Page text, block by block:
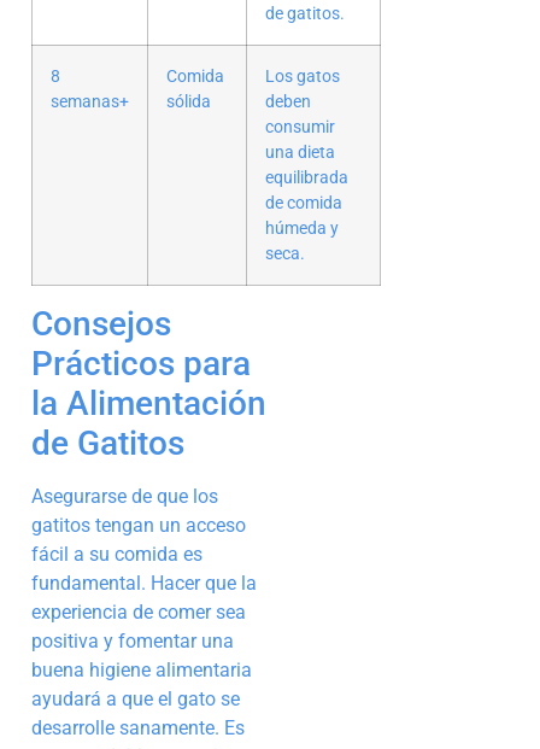
de gatitos.
8
semanas+
Comida
sólida
Los gatos
deben
consumir
una dieta
equilibrada
de comida
húmeda y
seca.
Consejos
Prácticos para
la Alimentación
de Gatitos
Asegurarse de que los
gatitos tengan un acceso
fácil a su comida es
fundamental. Hacer que la
experiencia de comer sea
positiva y fomentar una
buena higiene alimentaria
ayudará a que el gato se
desarrolle sanamente. Es